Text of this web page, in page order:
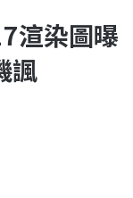
渲染圖曝
諷